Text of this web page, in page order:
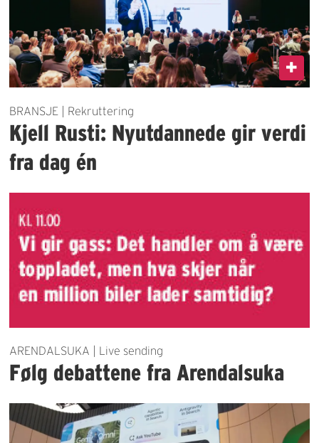
BRANSJE | Rekruttering
Kjell Rusti: Nyutdannede gir verdi
fra dag én
ARENDALSUKA | Live sending
Følg debattene fra Arendalsuka